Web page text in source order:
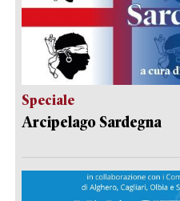
Speciale
Arcipelago Sardegna